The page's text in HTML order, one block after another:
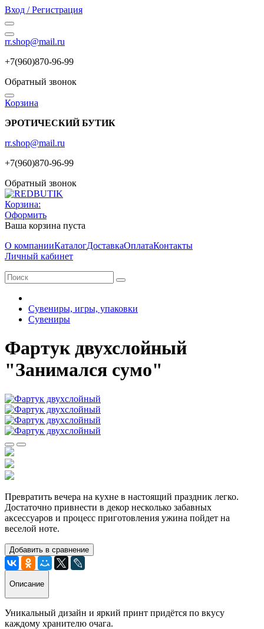
Вход / Регистрация
rr.shop@mail.ru
+7(960)870-96-99
Обратный звонок
Корзина
ЭРОТИЧЕСКИЙ БУТИК
rr.shop@mail.ru
+7(960)870-96-99
Обратный звонок
Корзина:
Оформить
Ваша корзина пуста
О компанииКаталогДоставкаОплатаКонтакты
Личный кабинет
Сувениры, игры, упаковки
Сувениры
Фартук двухслойный
"Занимался сумо"
Превратить вечера на кухне в настоящий праздник легко.
Достаточно привнести в декор несколько забавных
аксессуаров и процесс приготовления ужина пойдет на
веселой ноте.
Добавить в сравнение
Описание
Уникальный дизайн и яркий принт придётся по вкусу
каждому хранителю очага.